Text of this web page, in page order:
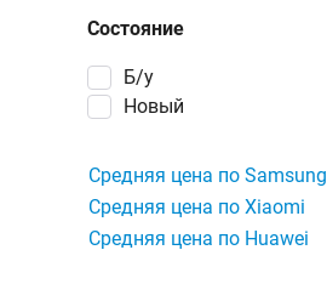
Состояние
Б/у
Новый
Средняя цена по Samsung
Средняя цена по Xiaomi
Средняя цена по Huawei